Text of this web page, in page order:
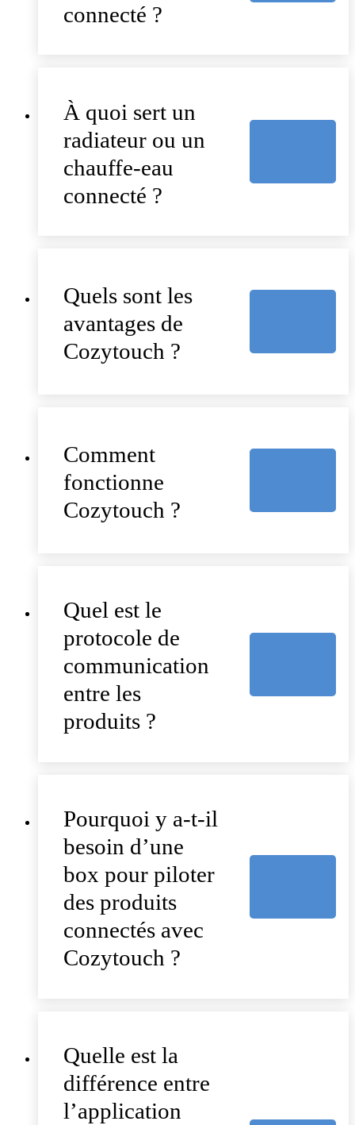
connecté ?
À quoi sert un
radiateur ou un
chauffe-eau
connecté ?
Quels sont les
avantages de
Cozytouch ?
Comment
fonctionne
Cozytouch ?
Quel est le
protocole de
communication
entre les
produits ?
Pourquoi y a-t-il
besoin d’une
box pour piloter
des produits
connectés avec
Cozytouch ?
Quelle est la
différence entre
l’application